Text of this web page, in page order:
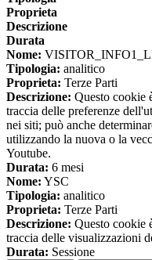
Proprieta
Descrizione
Durata
Nome:
Tipologia: analitico
Proprieta: Terze Parti
Descrizione: Questo cookie
traccia delle preferenze
nei siti; può anche
utilizzando la nuova o la
Youtube.
Durata: 6 mesi
Nome: YSC
Tipologia: analitico
Proprieta: Terze Parti
Descrizione: Questo cookie
traccia delle visualizzazioni
Durata: Sessione